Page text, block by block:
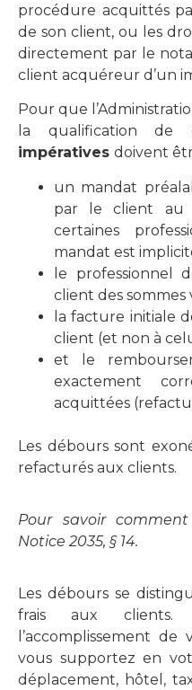
procédure acquittés
de son client, ou les
directement par le
client acquéreur d’un
Pour que
la qualification de
impératives doivent
un mandat
par le client au
certaines
mandat est
le professionnel
client des sommes
la facture initiale
client (et non à
et le
exactement
acquittées
Les débours sont
refacturés aux clients.
Pour savoir
Notice 2035, § 14.
Les débours se
frais aux
l’accomplissement
vous supportez en
déplacement, hôtel,